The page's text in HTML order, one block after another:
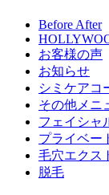
Before After
お客様の声
お知らせ
シミケアコ
その他メニ
フェイシャ
プライベー
毛穴エクス
脱毛